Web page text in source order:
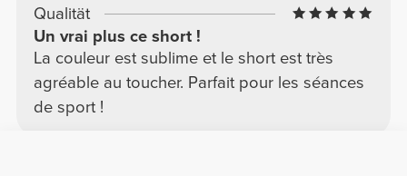
Qualität
Un vrai plus ce short !
La couleur est sublime et le short est très
agréable au toucher. Parfait pour les séances
de sport !